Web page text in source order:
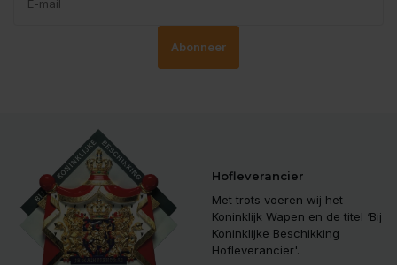
Abonneer
Hofleverancier
Met trots voeren wij het
Koninklijk Wapen en de titel ‘Bij
Koninklijke Beschikking
Hofleverancier'.